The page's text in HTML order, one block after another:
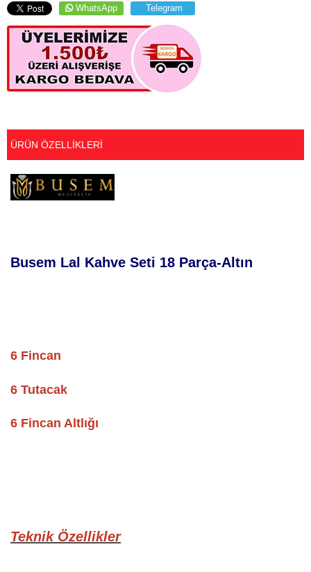
WhatsApp Telegram
ÜRÜN ÖZELLIKLERI
Busem Lal Kahve Seti 18 Parça-Altın
6 Fincan
6 Tutacak
6 Fincan Altlığı
Teknik Özellikler